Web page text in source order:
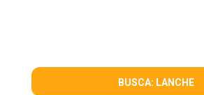
BUSCA: LANCHE